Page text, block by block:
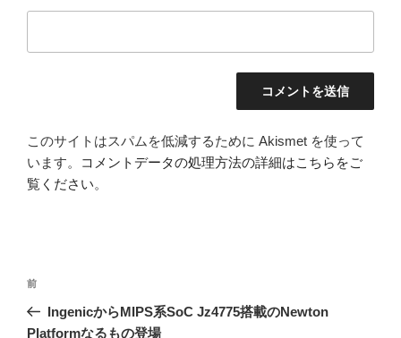
このサイトはスパムを低減するために Akismet を使って
います。
コメントデータの処理方法の詳細はこちらをご
覧ください。
投
ナ
前
の
投
前
IngenicからMIPS系SoC Jz4775搭載のNewton
Platformなるもの登場